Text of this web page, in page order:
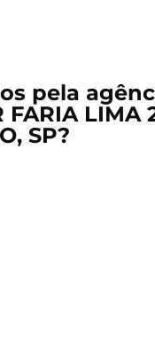
pela
FARIA LIMA
SP?